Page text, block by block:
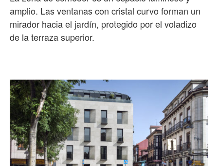
amplio. Las ventanas con cristal curvo forman un
mirador hacia el jardín, protegido por el voladizo
de la terraza superior.